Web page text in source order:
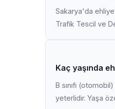
Sakarya'da
Trafik Tescil ve
Kaç yaşında
B sınıfı
yeterlidir. Yaşa